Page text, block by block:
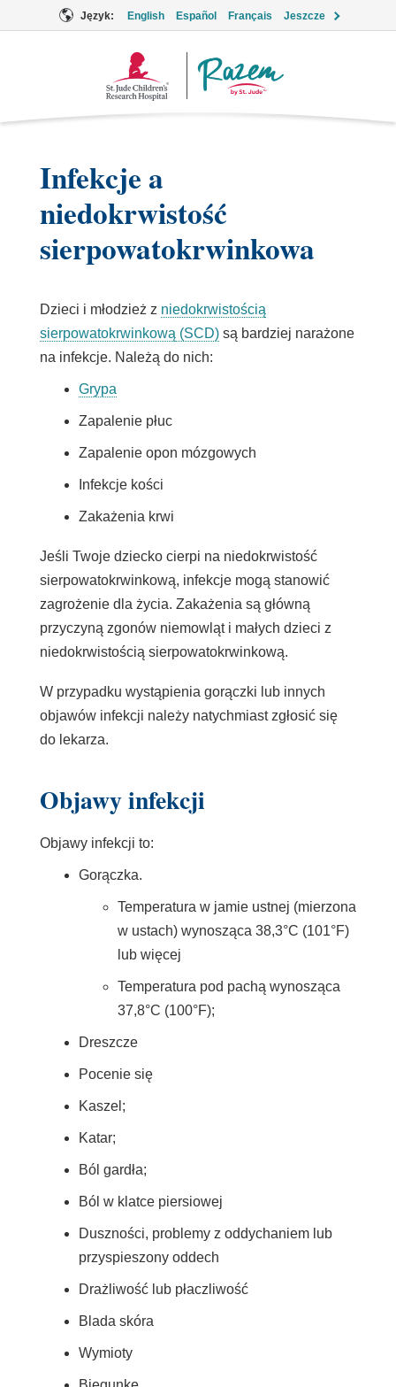
Język: English Español Français Jeszcze
Logo
Infekcje a
niedokrwistość
sierpowatokrwinkowa
Dzieci i młodzież z niedokrwistością
sierpowatokrwinkową (SCD)są bardziej narażone
na infekcje. Należą do nich:
Grypa
Zapalenie płuc
Zapalenie opon mózgowych
Infekcje kości
Zakażenia krwi
Jeśli Twoje dziecko cierpi na niedokrwistość
sierpowatokrwinkową, infekcje mogą stanowić
zagrożenie dla życia. Zakażenia są główną
przyczyną zgonów niemowląt i małych dzieci z
niedokrwistością sierpowatokrwinkową.
W przypadku wystąpienia gorączki lub innych
objawów infekcji należy natychmiast zgłosić się
do lekarza.
Objawy infekcji
Objawy infekcji to:
Gorączka.
Temperatura w jamie ustnej (mierzona
w ustach) wynosząca 38,3°C (101°F)
lub więcej
Temperatura pod pachą wynosząca
37,8°C (100°F);
Dreszcze
Pocenie się
Kaszel;
Katar;
Ból gardła;
Ból w klatce piersiowej
Duszności, problemy z oddychaniem lub
przyspieszony oddech
Drażliwość lub płaczliwość
Blada skóra
Wymioty